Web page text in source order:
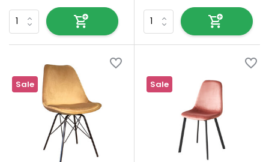
Sale Sale